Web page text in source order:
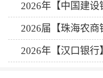
2026年【中国建
人公告
2026届【珠海农
2026年【汉口银